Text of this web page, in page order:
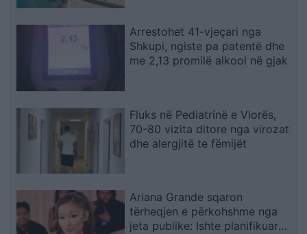
Arrestohet 41-vjeçari nga
Shkupi, ngiste pa patentë dhe
me 2,13 promilë alkool në gjak
Fluks në Pediatrinë e Vlorës,
70-80 vizita ditore nga virozat
dhe alergjitë te fëmijët
Ariana Grande sqaron
tërheqjen e përkohshme nga
jeta publike: Ishte planifikuar